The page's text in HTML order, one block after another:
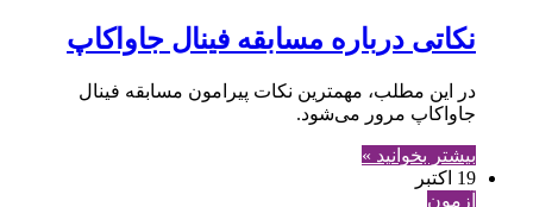
نکاتی درباره مسابقه فینال جاواکاپ
در این مطلب، مهمترین نکات پیرامون مسابقه فینال
جاواکاپ مرور می‌شود.
بیشتر بخوانید »
19 اکتبر
آزمون